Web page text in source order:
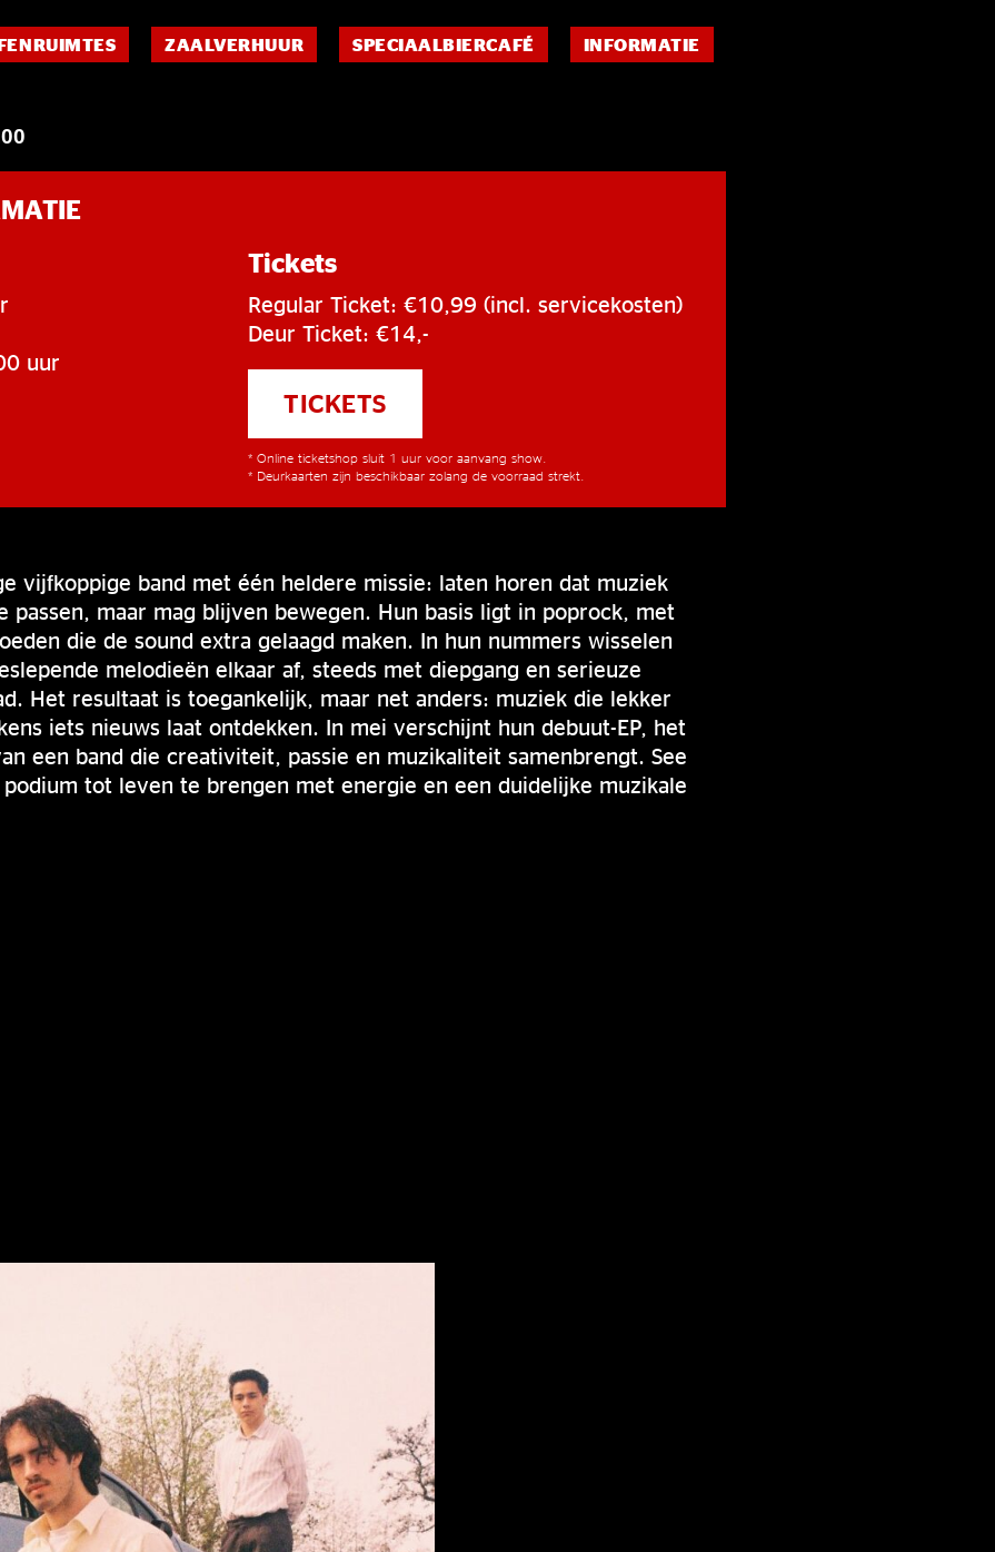
ZAALVERHUUR SPECIAALBIERCAFÉ INFORMATIE
uur
Tickets
Regular Ticket: €10,99 (incl. servicekosten)
Deur Ticket: €14,-
TICKETS
* Online ticketshop sluit 1 uur voor aanvang show.
* Deurkaarten zijn beschikbaar zolang de voorraad strekt.
vijfkoppige band met één heldere missie: laten horen dat muziek
passen, maar mag blijven bewegen. Hun basis ligt in poprock, met
die de sound extra gelaagd maken. In hun nummers wisselen
melodieën elkaar af, steeds met diepgang en serieuze
Het resultaat is toegankelijk, maar net anders: muziek die lekker
iets nieuws laat ontdekken. In mei verschijnt hun debuut-EP, het
een band die creativiteit, passie en muzikaliteit samenbrengt. See
podium tot leven te brengen met energie en een duidelijke muzikale